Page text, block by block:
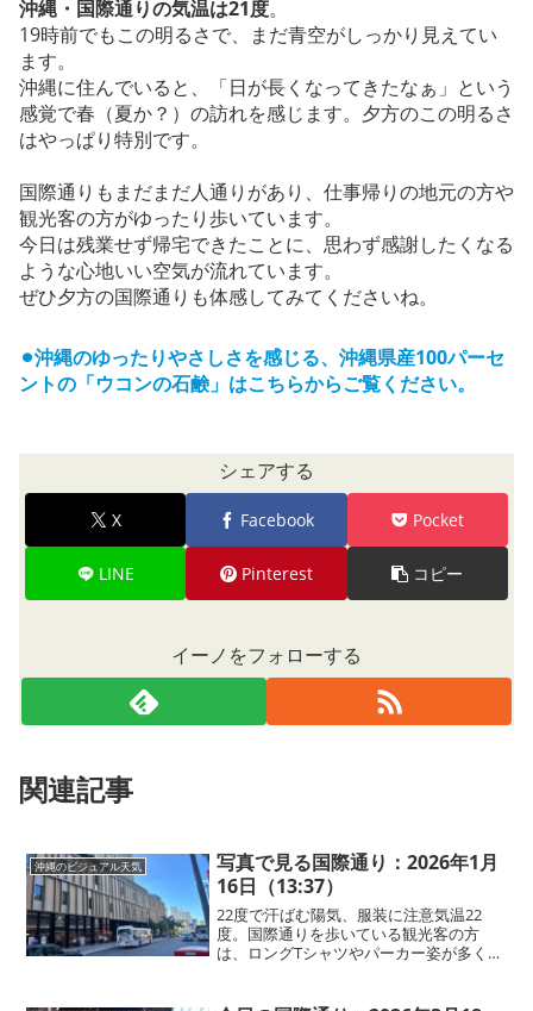
沖縄・国際通りの気温は21度。
19時前でもこの明るさで、まだ青空がしっかり見えてい
ます。
沖縄に住んでいると、「日が長くなってきたなぁ」という
感覚で春（夏か？）の訪れを感じます。夕方のこの明るさ
はやっぱり特別です。
国際通りもまだまだ人通りがあり、仕事帰りの地元の方や
観光客の方がゆったり歩いています。
今日は残業せず帰宅できたことに、思わず感謝したくなる
ような心地いい空気が流れています。
ぜひ夕方の国際通りも体感してみてくださいね。
⚫︎沖縄のゆったりやさしさを感じる、沖縄県産100パーセ
ントの「ウコンの石鹸」はこちらからご覧ください。
シェアする
X Facebook Pocket
LINE Pinterest コピー
イーノをフォローする
関連記事
沖縄のビジュアル天気
写真で見る国際通り：2026年1月
16日（13:37）
22度で汗ばむ陽気、服装に注意気温22
度。国際通りを歩いている観光客の方
は、ロングTシャツやパーカー姿が多く、